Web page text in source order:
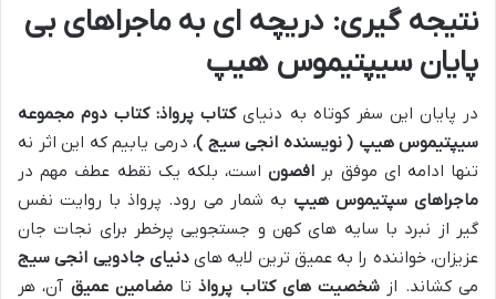
نتیجه گیری: دریچه ای به ماجراهای بی
پایان سیپتیموس هیپ
در پایان این سفر کوتاه به دنیایکتاب پرواذ: کتاب دوم مجموعه
سیپتیموس هیپ ( نویسنده انجی سیج )، درمی یابیم که این اثر نه
تنها ادامه ای موفق بر افصوناست، بلکه یک نقطه عطف مهم در
ماجراهای سپتیموس هیپ به شمار می رود. پرواذ با روایت نفس
گیر از نبرد با سایه های کهن و جستجویی پرخطر برای نجات جان
عزیزان، خواننده را به عمیق ترین لایه هایدنیای جادویی انجی سیج
می کشاند. از شخصیت های کتاب پرواذتامضامین عمیق آن، هر